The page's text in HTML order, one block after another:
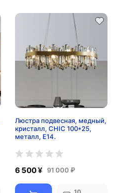
Люстра подвесная, медный,
кристалл, CHIC 100*25,
металл, E14.
6 500 ¥ 91 000 ₽
10